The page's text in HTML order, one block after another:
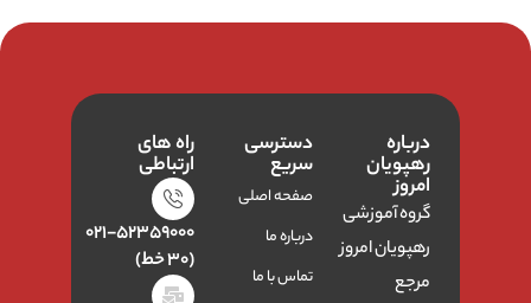
درباره
رهپویان
امروز
گروه آموزشی
رهپویان امروز
مرجع
دسترسی
سریع
صفحه اصلی
درباره ما
تماس با ما
راه های
ارتباطی
۰۲۱-۵۲۳۵۹۰۰۰
(۳۰ خط)